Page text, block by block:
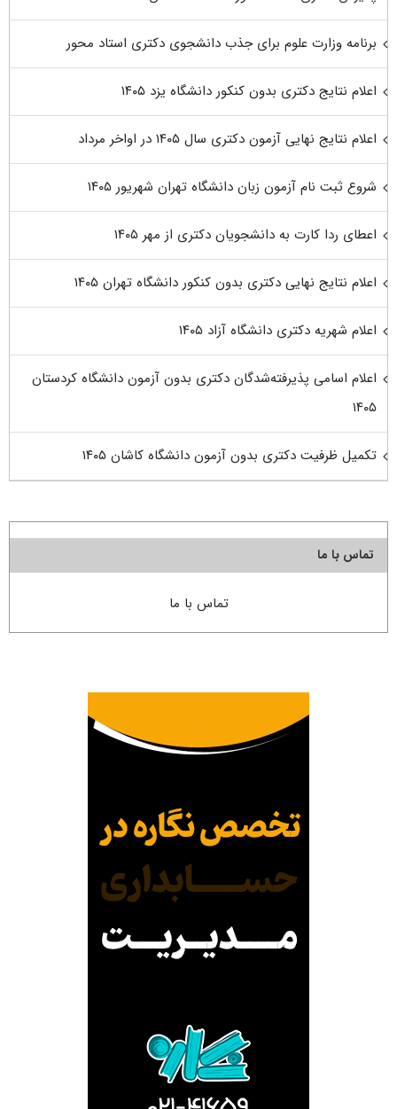
برنامه وزارت علوم برای جذب دانشجوی دکتری استاد محور
اعلام نتایج دکتری بدون کنکور دانشگاه یزد ۱۴۰۵
اعلام نتایج نهایی آزمون دکتری سال ۱۴۰۵ در اواخر مرداد
شروع ثبت نام آزمون زبان دانشگاه تهران شهریور ۱۴۰۵
اعطای ردا کارت به دانشجویان دکتری از مهر ۱۴۰۵
اعلام نتایج نهایی دکتری بدون کنکور دانشگاه تهران ۱۴۰۵
اعلام شهریه دکتری دانشگاه آزاد ۱۴۰۵
اعلام اسامی پذیرفته‌شدگان دکتری بدون آزمون دانشگاه کردستان
۱۴۰۵
تکمیل ظرفیت دکتری بدون آزمون دانشگاه کاشان ۱۴۰۵
تماس با ما
تماس با ما